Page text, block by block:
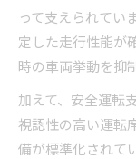
って支えられてい
定した走行性能が
時の車両挙動を抑
加えて、安全運転
視認性の高い運転
備が標準化されて